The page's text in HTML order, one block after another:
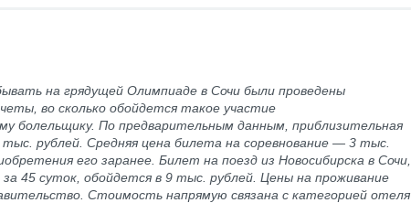
на грядущей Олимпиаде в Сочи были проведены
во сколько обойдется такое участие
болельщику. По предварительным данным, приблизительная
рублей. Средняя цена билета на соревнование — 3 тыс.
его заранее. Билет на поезд из Новосибирска в Сочи,
за 45 суток, обойдется в 9 тыс. рублей. Цены на проживание
Стоимость напрямую связана с категорией отеля